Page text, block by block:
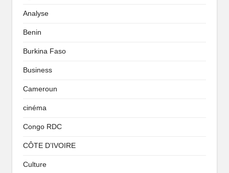
Analyse
Benin
Burkina Faso
Business
Cameroun
cinéma
Congo RDC
CÔTE D’IVOIRE
Culture